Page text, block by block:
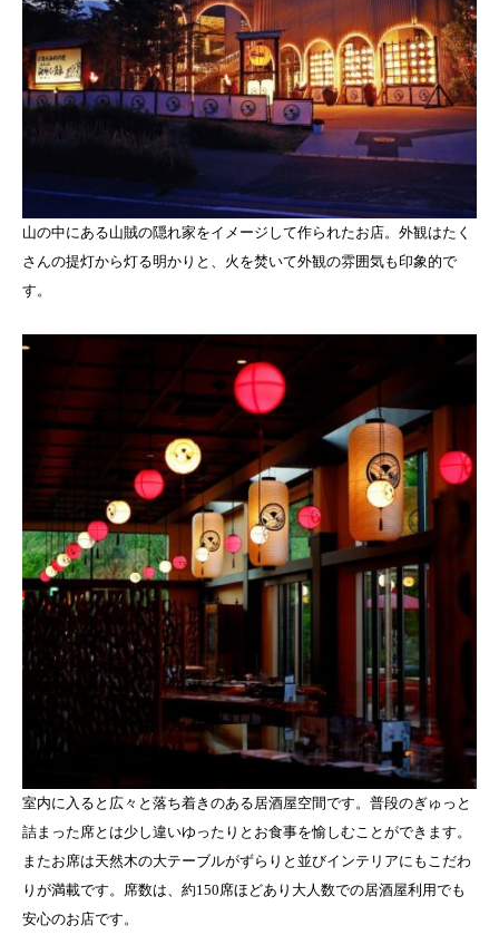
山の中にある山賊の隠れ家をイメージして作られたお店。外観はたく
さんの提灯から灯る明かりと、火を焚いて外観の雰囲気も印象的で
す。
室内に入ると広々と落ち着きのある居酒屋空間です。普段のぎゅっと
詰まった席とは少し違いゆったりとお食事を愉しむことができます。
またお席は天然木の大テーブルがずらりと並びインテリアにもこだわ
りが満載です。席数は、約150席ほどあり大人数での居酒屋利用でも
安心のお店です。